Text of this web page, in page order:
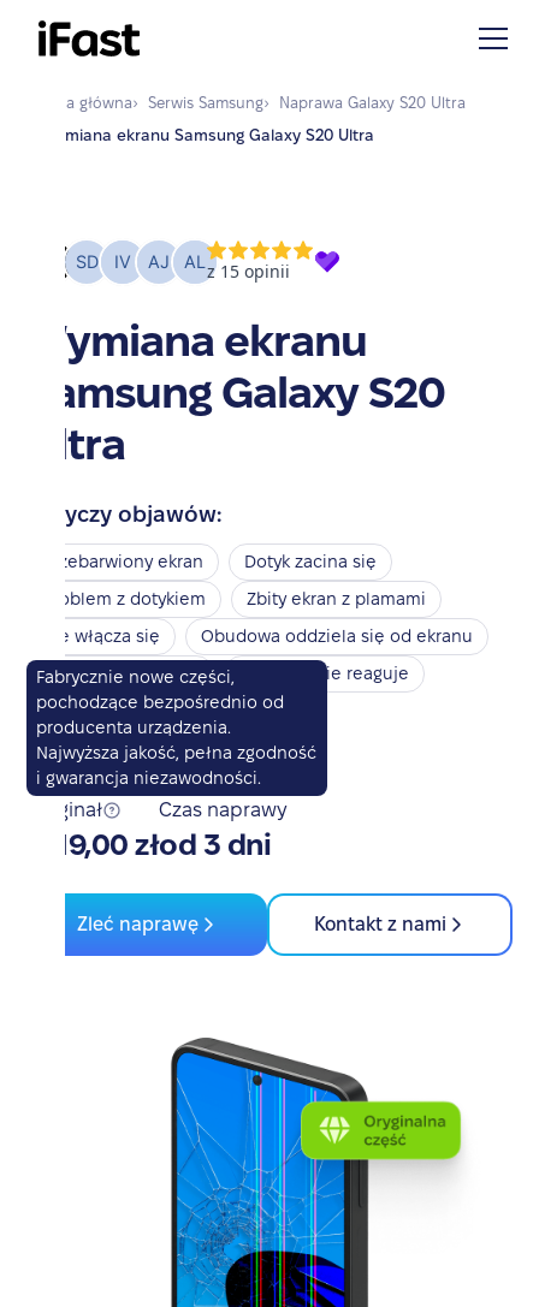
Strona główna› Serwis Samsung› Naprawa Galaxy S20 Ultra
Wymiana ekranu Samsung Galaxy S20 Ultra
Wymiana ekranu
Samsung Galaxy S20
Ultra
Dotyczy objawów:
Przebarwiony ekran
Dotyk zacina się
Problem z dotykiem
Zbity ekran z plamami
Nie włącza się
Obudowa oddziela się od ekranu
Touch ID nie działa
Touch ID nie reaguje
Przycisk power nie działa
Przycisk głośności nie działa
Oryginał
Fabrycznie nowe części,
pochodzące bezpośrednio od
producenta urządzenia.
Najwyższa jakość, pełna zgodność
i gwarancja niezawodności.
1019,00 zł
Czas naprawy
od 3 dni
Zleć naprawę Kontakt z nami